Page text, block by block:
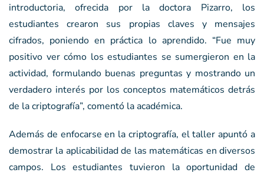
introductoria, ofrecida por la doctora Pizarro, los
estudiantes crearon sus propias claves y mensajes
cifrados, poniendo en práctica lo aprendido. “Fue muy
positivo ver cómo los estudiantes se sumergieron en la
actividad, formulando buenas preguntas y mostrando un
verdadero interés por los conceptos matemáticos detrás
de la criptografía”, comentó la académica.
Además de enfocarse en la criptografía, el taller apuntó a
demostrar la aplicabilidad de las matemáticas en diversos
campos. Los estudiantes tuvieron la oportunidad de